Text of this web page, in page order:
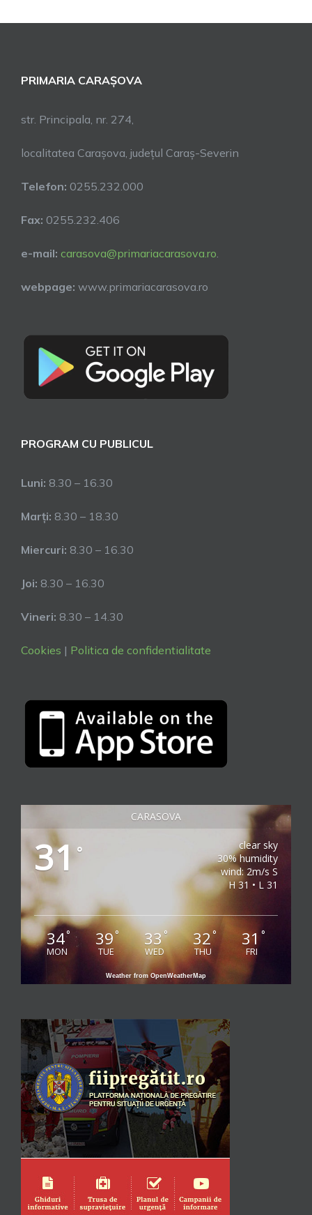
PRIMARIA CARAȘOVA
str. Principala, nr. 274,
localitatea Carașova, județul Caraș-Severin
Telefon: 0255.232.000
Fax: 0255.232.406
e-mail: carasova@primariacarasova.ro.
webpage: www.primariacarasova.ro
PROGRAM CU PUBLICUL
Luni: 8.30 – 16.30
Marți: 8.30 – 18.30
Miercuri: 8.30 – 16.30
Joi: 8.30 – 16.30
Vineri: 8.30 – 14.30
Cookies | Politica de confidentialitate
CARASOVA
31°
clear sky
30% humidity
wind: 2m/s S
H 31 • L 31
34°
MON
39°
TUE
33°
WED
32°
THU
31 °
FRI
Weather from OpenWeatherMap